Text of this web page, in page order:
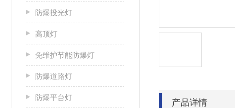
防爆投光灯
高顶灯
免维护节能防爆灯
防爆道路灯
防爆平台灯
产品详情